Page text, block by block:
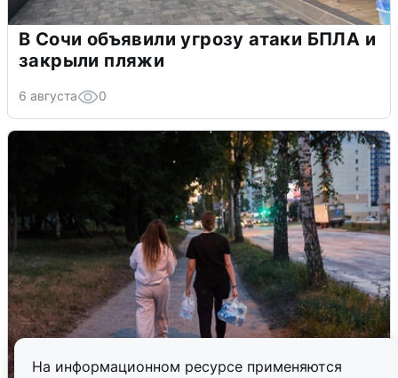
На информационном ресурсе применяются
В Сочи объявили угрозу атаки БПЛА и
закрыли пляжи
6 августа 0